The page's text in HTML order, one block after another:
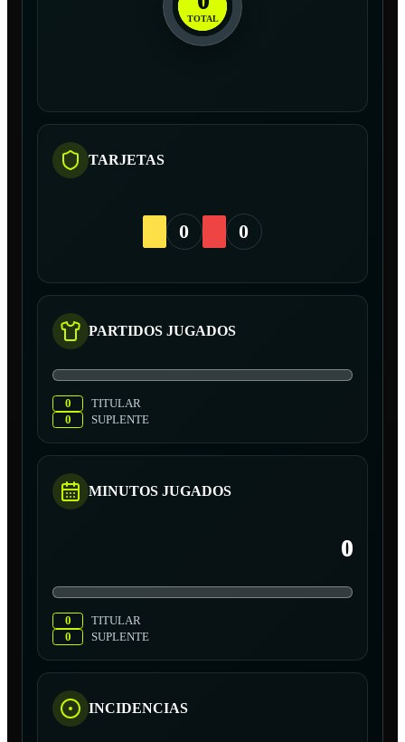
TOTAL
TARJETAS
0 0
PARTIDOS JUGADOS
0
TITULAR
0
SUPLENTE
MINUTOS JUGADOS
0
0
TITULAR
0
SUPLENTE
INCIDENCIAS